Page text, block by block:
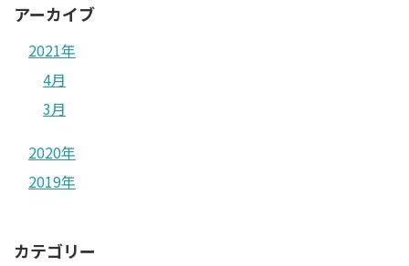
アーカイブ
2021年
4月
3月
2020年
2019年
カテゴリー